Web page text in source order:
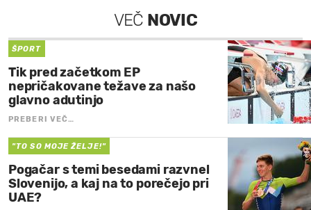
VEČ NOVIC
ŠPORT
Tik pred začetkom EP
nepričakovane težave za našo
glavno adutinjo
PREBERI VEČ…
"TO SO MOJE ŽELJE!"
Pogačar s temi besedami razvnel
Slovenijo, a kaj na to porečejo pri
UAE?